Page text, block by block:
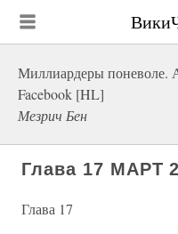
Миллиардеры поневоле.
Facebook [HL]
Мезрич Бен
Глава 17 МАРТ
Глава 17